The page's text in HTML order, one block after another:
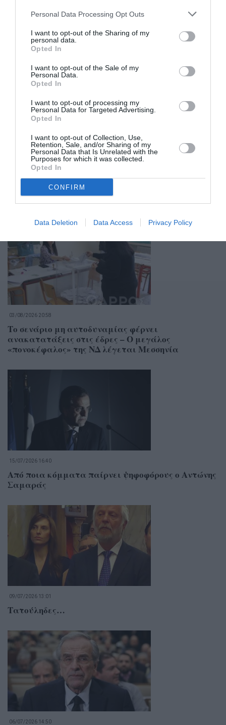
Personal Data Processing Opt Outs
I want to opt-out of the Sharing of my
personal data.
Opted In
I want to opt-out of the Sale of my
Personal Data.
Opted In
I want to opt-out of processing my
Personal Data for Targeted Advertising.
Opted In
I want to opt-out of Collection, Use,
Retention, Sale, and/or Sharing of my
Personal Data that Is Unrelated with the
Purposes for which it was collected.
Opted In
CONFIRM
Data Deletion Data Access Privacy Policy
Σχετικά Άρθρα
03/08/2026 20:58
Το σενάριο μη αυτοδυναμίας φέρνει
ανακατατάξεις στις έδρες – Ο μεγάλος
«πονοκέφαλος» της ΝΔ λέγεται Μεσσηνία
15/07/2026 16:40
Από ποια κόμματα παίρνει ψηφοφόρους ο Αντώνης
Σαμαράς
09/07/2026 13:01
Τατούληδες…
06/07/2026 14:50